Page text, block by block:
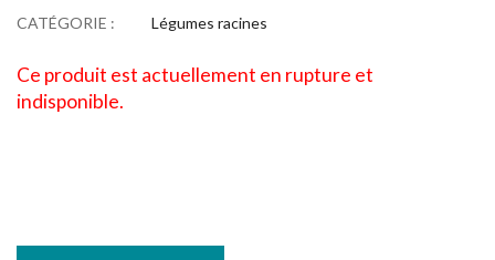
CATÉGORIE : Légumes racines
Ce produit est actuellement en rupture et
indisponible.